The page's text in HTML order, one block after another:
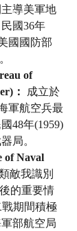
導美軍地
國36年
國國防部
of
：
成立於
軍航空兵最
48年(1959)
局。
of Naval
敵我識別
的重要情
期間積極
部航空局